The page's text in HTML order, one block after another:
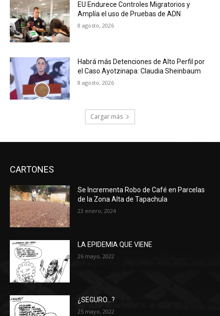
EU Endurece Controles Migratorios y
Amplía el uso de Pruebas de ADN
8 agosto, 2026
Habrá más Detenciones de Alto Perfil por
el Caso Ayotzinapa: Claudia Sheinbaum
8 agosto, 2026
Cargar más
CARTONES
Se Incrementa Robo de Café en Parcelas
de la Zona Alta de Tapachula
23 enero, 2024
LA EPIDEMIA QUE VIENE
26 mayo, 2022
¿SEGURO…?
25 mayo, 2022